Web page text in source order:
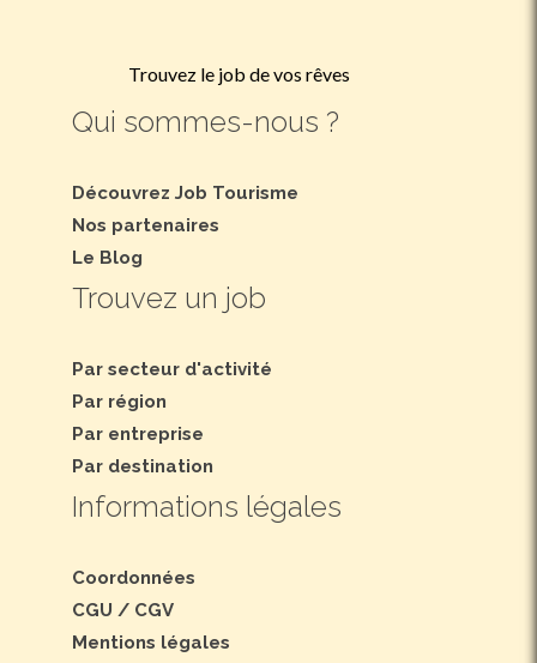
Trouvez le job de vos rêves
Qui sommes-nous ?
Découvrez Job Tourisme
Nos partenaires
Le Blog
Trouvez un job
Par secteur d'activité
Par région
Par entreprise
Par destination
Informations légales
Coordonnées
CGU / CGV
Mentions légales